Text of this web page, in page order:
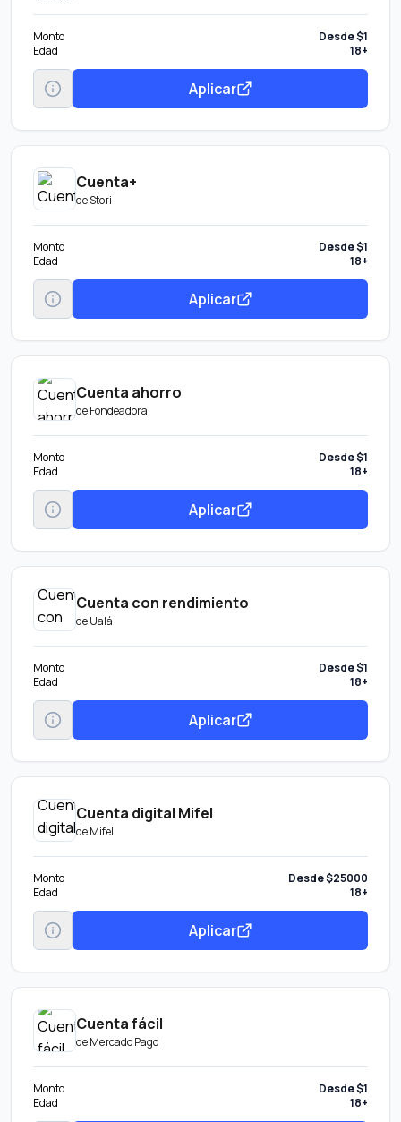
Monto
Desde $1
Edad
18+
Aplicar
Cuenta+
deStori
Monto
Desde $1
Edad
18+
Aplicar
Cuenta ahorro
deFondeadora
Monto
Desde $1
Edad
18+
Aplicar
Cuenta con rendimiento
deUalá
Monto
Desde $1
Edad
18+
Aplicar
Cuenta digital Mifel
deMifel
Monto
Desde $25000
Edad
18+
Aplicar
Cuenta fácil
deMercado Pago
Monto
Desde $1
Edad
18+